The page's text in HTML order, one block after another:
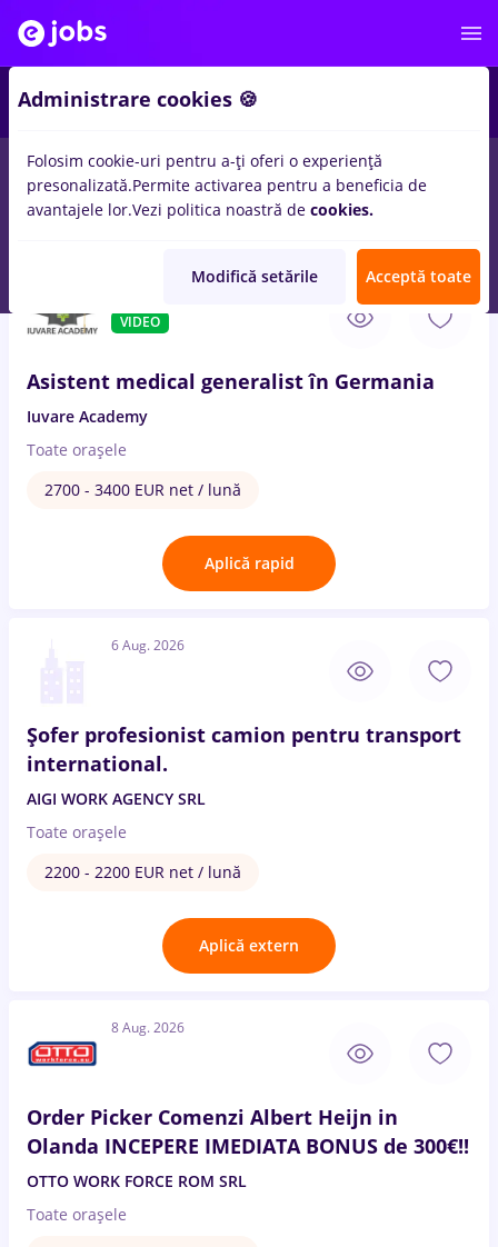
Full time Part time Fără experiență Entry-Level
VIDEO
Asistent medical generalist în Germania
Iuvare Academy
Toate oraşele
2700 - 3400 EUR net / lună
Aplică rapid
6 Aug. 2026
Șofer profesionist camion pentru transport
international.
AIGI WORK AGENCY SRL
Toate oraşele
2200 - 2200 EUR net / lună
Aplică extern
8 Aug. 2026
Order Picker Comenzi Albert Heijn in
Olanda INCEPERE IMEDIATA BONUS de 300€!!
OTTO WORK FORCE ROM SRL
Toate oraşele
Administrare cookies 🍪
Folosim cookie-uri pentru a-ți oferi o experiență
presonalizată.Permite activarea pentru a beneficia de
avantajele lor.Vezi politica noastră de cookies.
Modifică setările Acceptă toate